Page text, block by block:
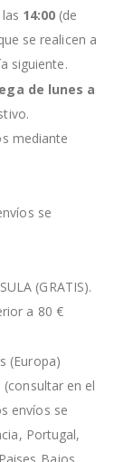
14:00 (de
se realicen a
siguiente.
de lunes a
mediante
se
(GRATIS).
a 80 €
(Europa)
en el
envíos se
Portugal,